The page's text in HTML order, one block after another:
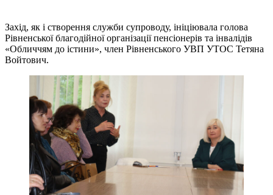
Захід, як і створення служби супроводу, ініціювала голова
Рівненської благодійної організації пенсіонерів та інвалідів
«Обличчям до істини», член Рівненського УВП УТОС Тетяна
Войтович.